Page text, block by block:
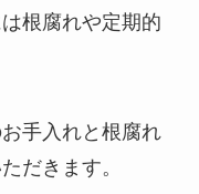
根腐れや定期的
手入れと根腐れ
だきます。